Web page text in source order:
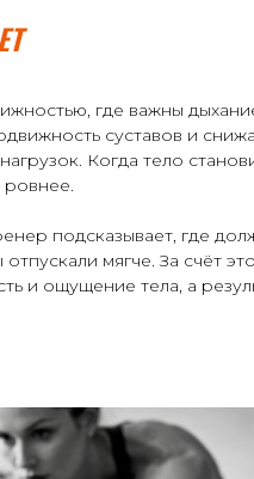
где важны
суставов и
Когда тело
ровнее.
подсказывает, где
мягче. За счёт
и ощущение тела, а